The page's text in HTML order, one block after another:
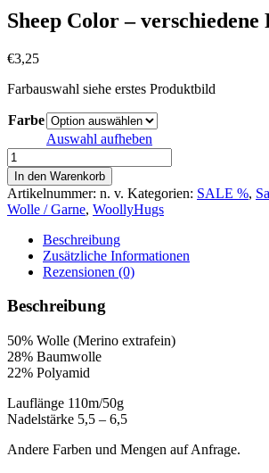
Sheep Color – verschiedene
€3,25
Farbauswahl siehe erstes Produktbild
Farbe
Auswahl aufheben
Sheep
Color
-
verschiedene
Farben
Menge
In den Warenkorb
Artikelnummer: n. v. Kategorien: SALE %,
Wolle / Garne, WoollyHugs
Beschreibung
Zusätzliche Informationen
Rezensionen (0)
Beschreibung
50% Wolle (Merino extrafein)
28% Baumwolle
22% Polyamid
Lauflänge 110m/50g
Nadelstärke 5,5 – 6,5
Andere Farben und Mengen auf Anfrage.